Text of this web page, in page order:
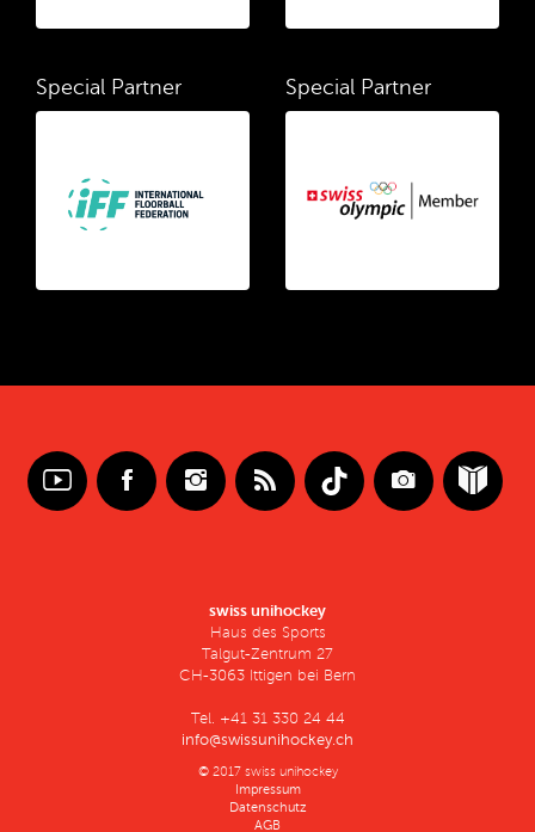
Special Partner Special Partner
swiss unihockey
Haus des Sports
Talgut-Zentrum 27
CH-3063 Ittigen bei Bern
Tel. +41 31 330 24 44
info@swissunihockey.ch
© 2017 swiss unihockey
Impressum
Datenschutz
AGB